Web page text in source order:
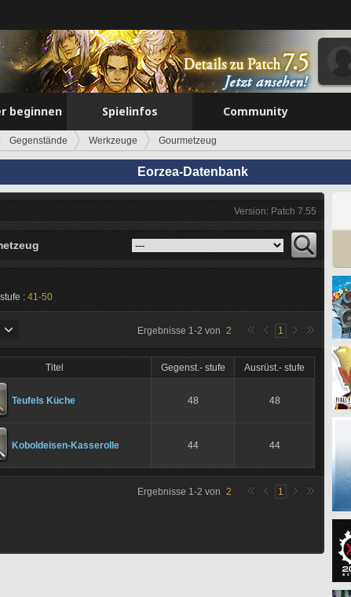
beginnen Spielinfos Community
Gegenstände Werkzeuge Gourmetzeug
Eorzea-Datenbank
Version: Patch 7.55
: 41-50
Ergebnisse 1-2 von 2 1
Titel Gegenst.- stufe Ausrüst.- stufe
Teufels Küche 48 48
Koboldeisen-Kasserolle 44 44
Ergebnisse 1-2 von 2 1